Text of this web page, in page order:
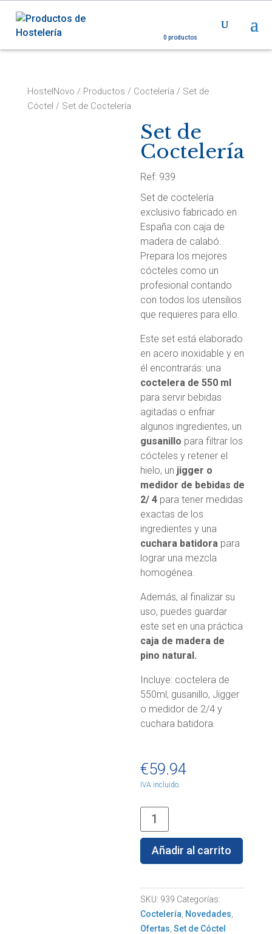
0 productos
HostelNovo / Productos / Coctelería / Set de
Cóctel / Set de Coctelería
Set de
Coctelería
Ref: 939
Set de coctelería
exclusivo fabricado en
España con caja de
madera de calabó.
Prepara los mejores
cócteles como un
profesional contando
con todos los utensilios
que requieres para ello.
Este set está elaborado
en acero inoxidable y en
él encontrarás: una
coctelera de 550 ml
para servir bebidas
agitadas o enfriar
algunos ingredientes, un
gusanillo para filtrar los
cócteles y retener el
hielo, un jigger o
medidor de bebidas de
2/ 4 para tener medidas
exactas de los
ingredientes y una
cuchara batidora para
lograr una mezcla
homogénea.
Además, al finalizar su
uso, puedes guardar
este set en una práctica
caja de madera de
pino natural.
Incluye: coctelera de
550ml, gusanillo, Jigger
o medidor de 2/4 y
cuchara batidora.
€59.94
IVA incluido.
Set
de
Coctelería
cantidad
Añadir al carrito
SKU: 939 Categorías:
Coctelería Novedades
Ofertas ,Set de Cóctel